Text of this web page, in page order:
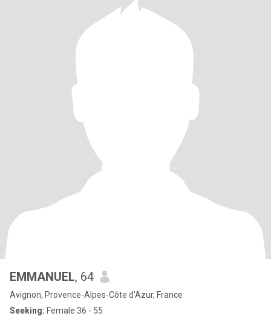
EMMANUEL, 64
Avignon, Provence-Alpes-Côte d'Azur, France
Seeking: Female 36 - 55